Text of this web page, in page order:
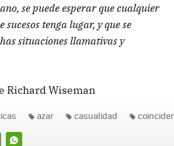
se puede esperar que cualquier
sucesos tenga lugar, y que se
situaciones llamativas y
Richard Wiseman
azar casualidad